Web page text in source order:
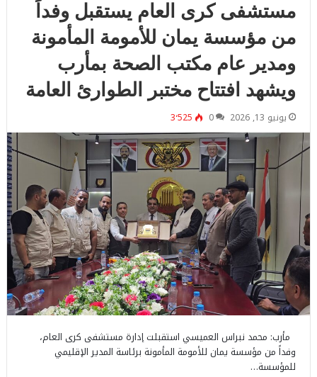
مستشفى كرى العام يستقبل وفداً
من مؤسسة يمان للأمومة المأمونة
ومدير عام مكتب الصحة بمأرب
ويشهد افتتاح مختبر الطوارئ العامة
يونيو 13, 2026 0 3٬525
مأرب: محمد نبراس العميسي استقبلت إدارة مستشفى كرى العام،
وفداً من مؤسسة يمان للأمومة المأمونة برئاسة المدير الإقليمي
للمؤسسة…